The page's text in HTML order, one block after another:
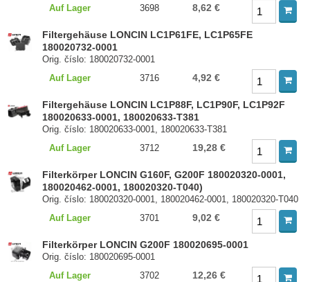
Auf Lager
3698 8,62 €
Filtergehäuse LONCIN LC1P61FE, LC1P65FE
180020732-0001
Orig. číslo: 180020732-0001
Auf Lager
3716 4,92 €
Filtergehäuse LONCIN LC1P88F, LC1P90F, LC1P92F
180020633-0001, 180020633-T381
Orig. číslo: 180020633-0001, 180020633-T381
Auf Lager
3712 19,28 €
Filterkörper LONCIN G160F, G200F 180020320-0001,
180020462-0001, 180020320-T040)
Orig. číslo: 180020320-0001, 180020462-0001, 180020320-T040
Auf Lager
3701 9,02 €
Filterkörper LONCIN G200F 180020695-0001
Orig. číslo: 180020695-0001
Auf Lager
3702 12,26 €